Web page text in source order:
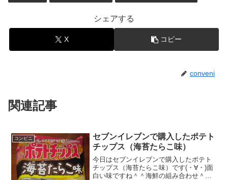
シェアする
X コピー
conveni
関連記事
コンビニ
セブンイレブンで購入したポテト
チップス（海苔たらこ味）
今日はセブンイレブンで購入したポテト
チップス（海苔たらこ味）です(・∀・)面
白い味ですね＾＾海鮮の組み合わせ＾＾